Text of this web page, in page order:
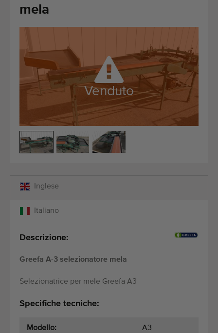
Contatto
Attrezzatura di qualità
Personale competente
Consegne in tutto il mondo
mela
Venduto
Italiano
Inglese
Descrizione:
Greefa A-3 selezionatore mela
Selezionatrice per mele Greefa A3
Specifiche tecniche:
Modello: A3